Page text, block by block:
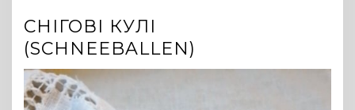
СНІГОВІ КУЛІ
(SCHNEEBALLEN)